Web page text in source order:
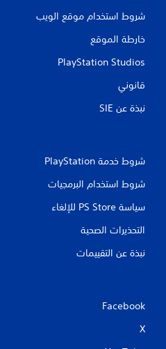
شروط استخدام موقع الويب
خارطة الموقع
PlayStation Studios
قانوني
نبذة عن SIE‏
شروط خدمة PlayStation‏
شروط استخدام البرمجيات
سياسة PS Store للإلغاء
التحذيرات الصحية
نبذة عن التقييمات
Facebook
X